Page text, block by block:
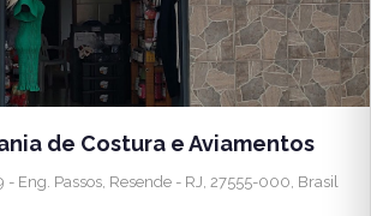
de Costura e Aviamentos
- Eng. Passos, Resende - RJ, 27555-000, Brasil